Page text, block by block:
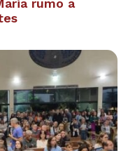
rumo a